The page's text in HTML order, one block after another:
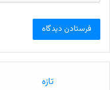
تازه